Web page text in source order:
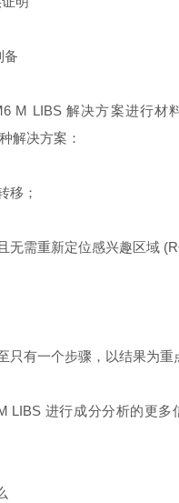
LIBS 解决方案进行材
解决方案：
；
需重新定位感兴趣区域
有一个步骤，以结果为重
进行成分分析的更多